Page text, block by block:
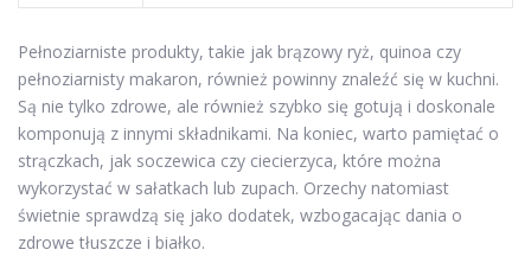
Pełnoziarniste produkty, takie jak brązowy ryż, quinoa czy
pełnoziarnisty makaron, również powinny znaleźć się w kuchni.
Są nie tylko zdrowe, ale również szybko się gotują i doskonale
komponują z innymi składnikami. Na koniec, warto pamiętać o
strączkach, jak soczewica czy ciecierzyca, które można
wykorzystać w sałatkach lub zupach. Orzechy natomiast
świetnie sprawdzą się jako dodatek, wzbogacając dania o
zdrowe tłuszcze i białko.